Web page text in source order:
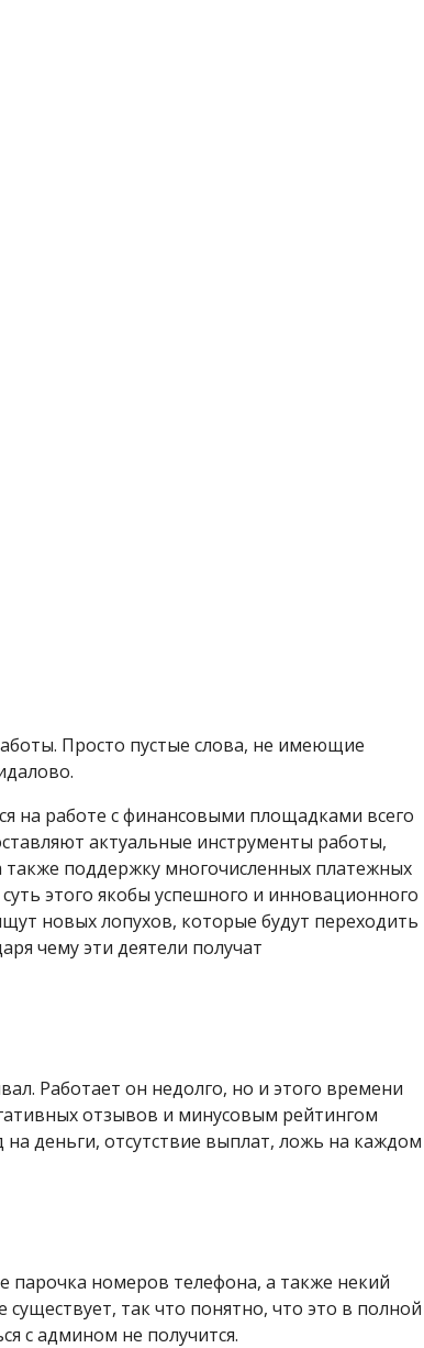
Просто пустые слова, не имеющие
на работе с финансовыми площадками всего
актуальные инструменты работы,
поддержку многочисленных платежных
этого якобы успешного и инновационного
новых лопухов, которые будут переходить
чему эти деятели получат
Работает он недолго, но и этого времени
отзывов и минусовым рейтингом
деньги, отсутствие выплат, ложь на каждом
парочка номеров телефона, а также некий
так что понятно, что это в полной
с админом не получится.